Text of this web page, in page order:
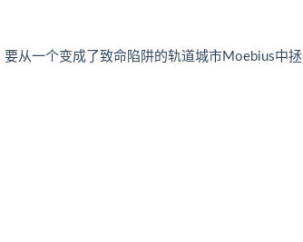
从一个变成了致命陷阱的轨道城市Moebius中拯